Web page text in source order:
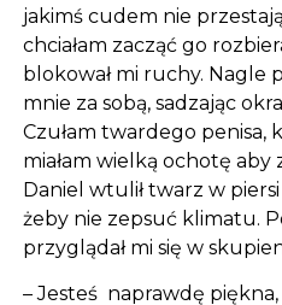
jakimś cudem nie
chciałam zacząć go
blokował mi ruchy. Nagle
mnie za sobą, sadzając
Czułam twardego penisa,
miałam wielką ochotę aby
Daniel wtulił twarz w piersi
żeby nie zepsuć klimatu.
przyglądał mi się w
– Jesteś naprawdę